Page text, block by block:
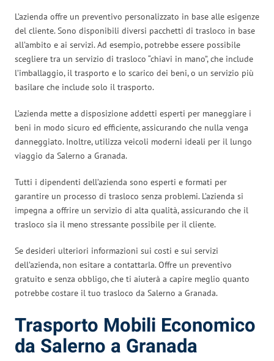
L’azienda offre un preventivo personalizzato in base alle esigenze
del cliente. Sono disponibili diversi pacchetti di trasloco in base
all’ambito e ai servizi. Ad esempio, potrebbe essere possibile
scegliere tra un servizio di trasloco “chiavi in mano”, che include
l’imballaggio, il trasporto e lo scarico dei beni, o un servizio più
basilare che include solo il trasporto.
L’azienda mette a disposizione addetti esperti per maneggiare i
beni in modo sicuro ed efficiente, assicurando che nulla venga
danneggiato. Inoltre, utilizza veicoli moderni ideali per il lungo
viaggio da Salerno a Granada.
Tutti i dipendenti dell’azienda sono esperti e formati per
garantire un processo di trasloco senza problemi. L’azienda si
impegna a offrire un servizio di alta qualità, assicurando che il
trasloco sia il meno stressante possibile per il cliente.
Se desideri ulteriori informazioni sui costi e sui servizi
dell’azienda, non esitare a contattarla. Offre un preventivo
gratuito e senza obbligo, che ti aiuterà a capire meglio quanto
potrebbe costare il tuo trasloco da Salerno a Granada.
Trasporto Mobili Economico
da Salerno a Granada